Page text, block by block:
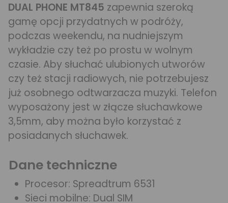
DUAL PHONE MT845 zapewnia szeroką
gamę opcji przydatnych w podróży,
podczas weekendu, na nudniejszym
wykładzie czy też po prostu w wolnym
czasie. Aby słuchać ulubionych utworów
czy też stacji radiowych, nie potrzebujesz
już osobnego odtwarzacza muzyki. Telefon
wyposażony jest w złącze słuchawkowe
3,5mm, aby można było korzystać z
posiadanych słuchawek.
Dane techniczne
Procesor: Spreadtrum 6531
Sieci mobilne: Dual SIM